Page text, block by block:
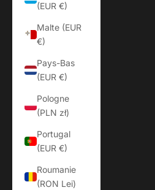
(EUR €)
Malte (EUR
€)
Pays-Bas
(EUR €)
Pologne
(PLN zł)
Portugal
(EUR €)
Roumanie
(RON Lei)